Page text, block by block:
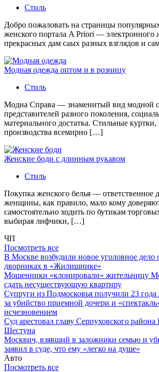
Стиль
Добро пожаловать на страницы
женского портала A Priori — электронного
прекрасных дам саых разных взглядов и
Модная одежда оптом и в розницу
Стиль
Модна Справа — знаменитый вид модной
представителей разного поколения,
материального достатка. Стильные
производства всемирно […]
Женские боди с длинным рукавом
Стиль
Покупка женского белья — ответственное
женщины, как правило, мало кому
самостоятельно ходить по бутикам
выбирая лифчики, […]
ЧП
Посмотреть все
В Москве возбудили новое уголовное
дворниках в «Жилищнике»
Мошенники «клонировали» жительницу
сдать несуществующую квартиру
Супруги из Подмосковья получили 23
за убийство приемной дочери и
исчезновением
Суд арестовал главу Серпуховского
Шестуна
Москвич, взявший в заложники семью и
заявил в суде, что ему «легко на душе»
Авто
Посмотреть все